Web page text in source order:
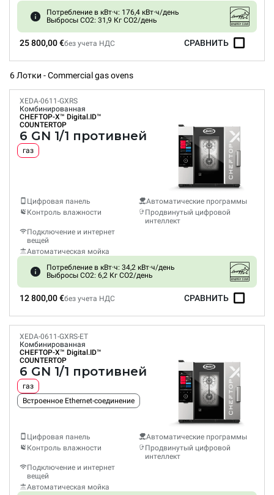
Потребление в кВт·ч: 176,4 кВт·ч/день
Выбросы CO2: 31,9 Кг CO2/день
25 800,00 €без учета НДС СРАВНИТЬ
6 Лотки - Commercial gas ovens
XEDA-0611-GXRS
Комбинированная
CHEFTOP-X™ Digital.ID™
COUNTERTOP
6 GN 1/1 противней
газ
Цифровая панель
Контроль влажности
Подключение и интернет
вещей
Автоматическая мойка
Автоматические программы
Продвинутый цифровой
интеллект
Потребление в кВт·ч: 34,2 кВт·ч/день
Выбросы CO2: 6,2 Кг CO2/день
12 800,00 €без учета НДС СРАВНИТЬ
XEDA-0611-GXRS-ET
Комбинированная
CHEFTOP-X™ Digital.ID™
COUNTERTOP
6 GN 1/1 противней
газ
Встроенное Ethernet-соединение
Цифровая панель
Контроль влажности
Подключение и интернет
вещей
Автоматическая мойка
Автоматические программы
Продвинутый цифровой
интеллект